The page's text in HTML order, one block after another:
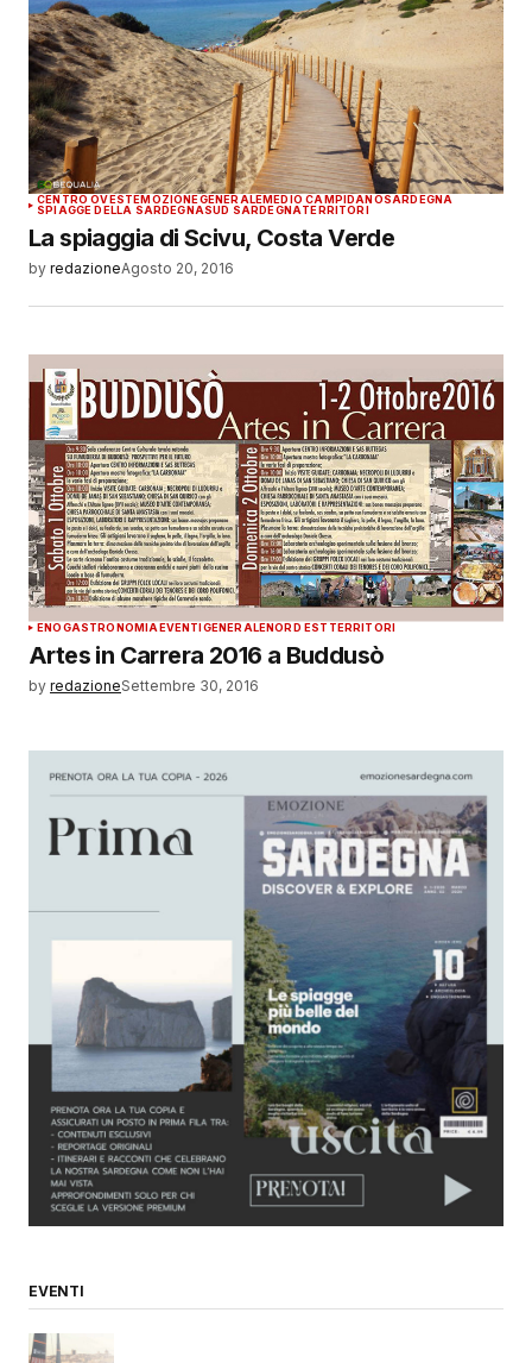
CENTRO OVEST EMOZIONEGENERALEMEDIO CAMPIDANOSARDEGNA
SPIAGGE DELLA SARDEGNASUD SARDEGNATERRITORI
La spiaggia di Scivu, Costa Verde
by redazioneAgosto 20, 2016
ENOGASTRONOMIAEVENTIGENERALENORD EST TERRITORI
Artes in Carrera 2016 a Buddusò
by redazioneSettembre 30, 2016
EVENTI